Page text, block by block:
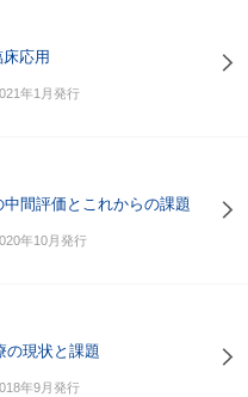
応用
年1月発行
間評価とこれからの課題
年10月発行
の現状と課題
年9月発行